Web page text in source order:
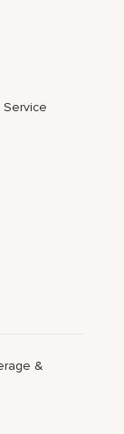
Service
&